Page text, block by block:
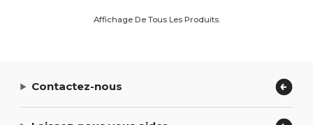
Affichage De Tous Les Produits.
Contactez-nous